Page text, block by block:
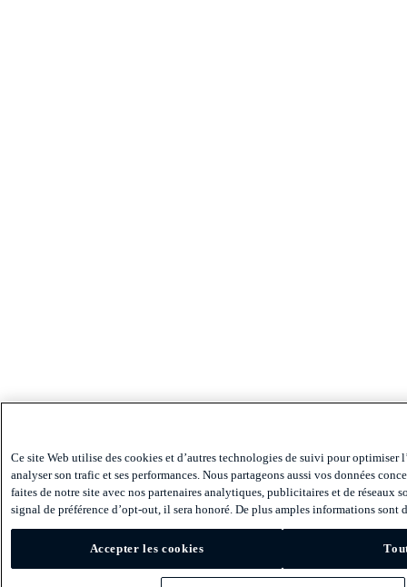
Ce site Web utilise des cookies et d’autres technologies de suivi pour optimiser
analyser son trafic et ses performances. Nous partageons aussi vos données
faites de notre site avec nos partenaires analytiques, publicitaires et de réseaux
signal de préférence d’opt-out, il sera honoré. De plus amples informations sont
Accepter les cookies